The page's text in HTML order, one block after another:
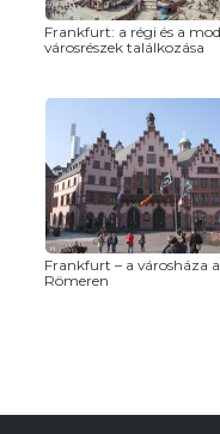
Frankfurt: a régi és a
városrészek találkozása
Frankfurt – a városháza a
Römeren